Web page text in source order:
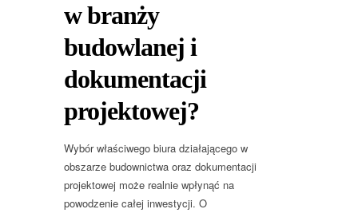
w branży
budowlanej i
dokumentacji
projektowej?
Wybór właściwego biura działającego w
obszarze budownictwa oraz dokumentacji
projektowej może realnie wpłynąć na
powodzenie całej inwestycji. O